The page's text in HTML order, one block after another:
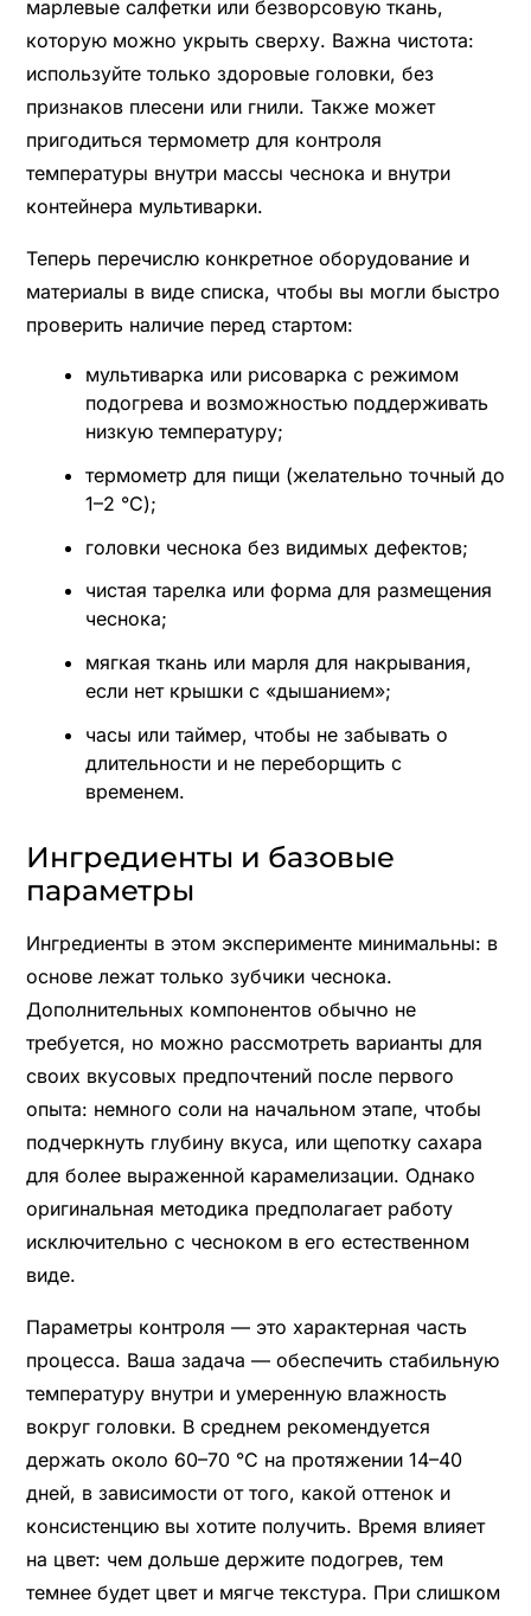
марлевые салфетки или безворсовую ткань,
которую можно укрыть сверху. Важна чистота:
используйте только здоровые головки, без
признаков плесени или гнили. Также может
пригодиться термометр для контроля
температуры внутри массы чеснока и внутри
контейнера мультиварки.
Теперь перечислю конкретное оборудование и
материалы в виде списка, чтобы вы могли быстро
проверить наличие перед стартом:
мультиварка или рисоварка с режимом
подогрева и возможностью поддерживать
низкую температуру;
термометр для пищи (желательно точный до
1–2 °C);
головки чеснока без видимых дефектов;
чистая тарелка или форма для размещения
чеснока;
мягкая ткань или марля для накрывания,
если нет крышки с «дышанием»;
часы или таймер, чтобы не забывать о
длительности и не переборщить с
временем.
Ингредиенты и базовые
параметры
Ингредиенты в этом эксперименте минимальны: в
основе лежат только зубчики чеснока.
Дополнительных компонентов обычно не
требуется, но можно рассмотреть варианты для
своих вкусовых предпочтений после первого
опыта: немного соли на начальном этапе, чтобы
подчеркнуть глубину вкуса, или щепотку сахара
для более выраженной карамелизации. Однако
оригинальная методика предполагает работу
исключительно с чесноком в его естественном
виде.
Параметры контроля — это характерная часть
процесса. Ваша задача — обеспечить стабильную
температуру внутри и умеренную влажность
вокруг головки. В среднем рекомендуется
держать около 60–70 °C на протяжении 14–40
дней, в зависимости от того, какой оттенок и
консистенцию вы хотите получить. Время влияет
на цвет: чем дольше держите подогрев, тем
темнее будет цвет и мягче текстура. При слишком